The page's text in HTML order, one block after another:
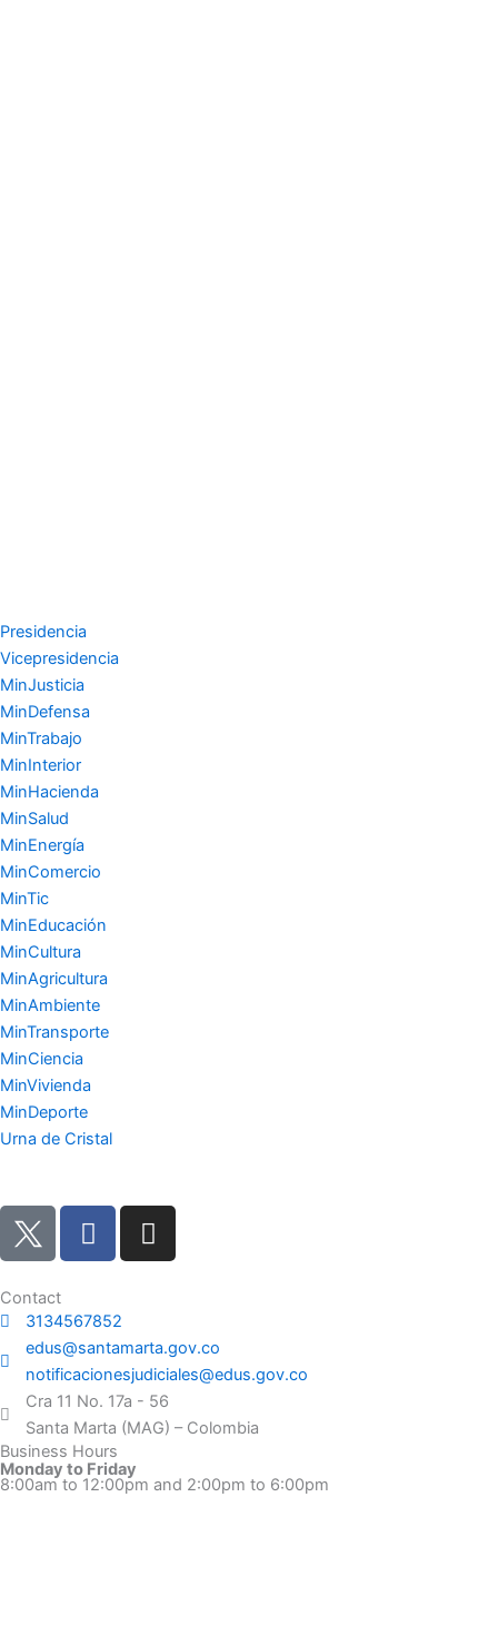
Presidencia
Vicepresidencia
MinJusticia
MinDefensa
MinTrabajo
MinInterior
MinHacienda
MinSalud
MinEnergía
MinComercio
MinTic
MinEducación
MinCultura
MinAgricultura
MinAmbiente
MinTransporte
MinCiencia
MinVivienda
MinDeporte
Urna de Cristal
F
a
b
o
o
k
I
n
g
r
a
m
Contact
3134567852
edus@santamarta.gov.co
notificacionesjudiciales@edus.gov.co
Cra 11 No. 17a - 56
Santa Marta (MAG) – Colombia
Business Hours
Monday to Friday
8:00am to 12:00pm and 2:00pm to 6:00pm